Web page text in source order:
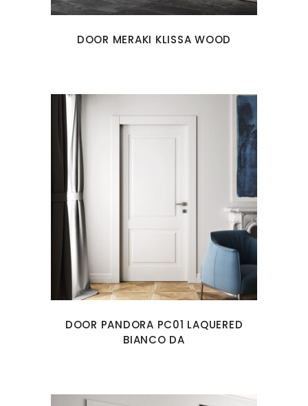
DOOR MERAKI KLISSA WOOD
DOOR PANDORA PC01 LAQUERED
BIANCO DA